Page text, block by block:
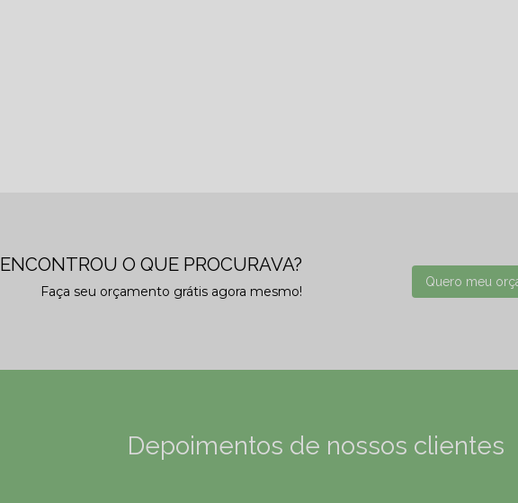
ENCONTROU O QUE PROCURAVA?
Faça seu orçamento grátis agora mesmo!
Quero meu
Depoimentos de nossos clientes